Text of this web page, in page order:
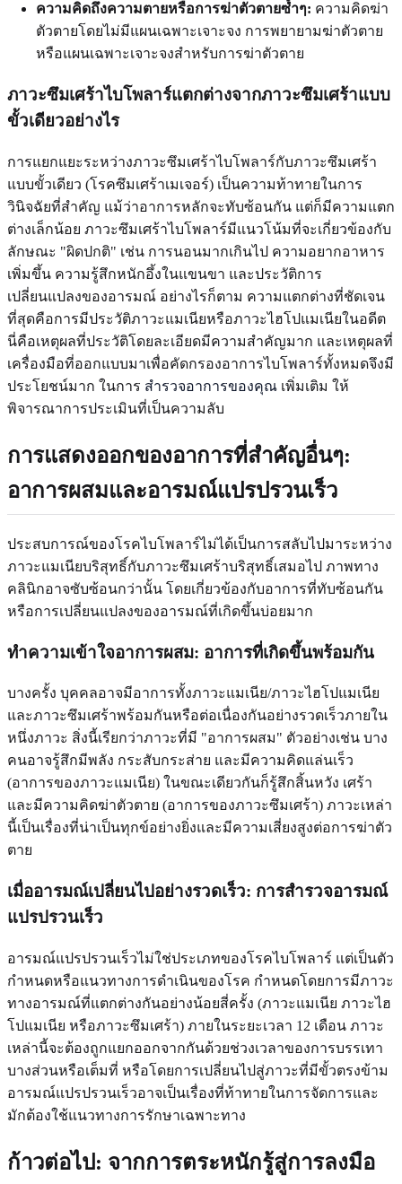
ความคิดถึงความตายหรือการฆ่าตัวตายซ้ำๆ: ความคิดฆ่า
ตัวตายโดยไม่มีแผนเฉพาะเจาะจง การพยายามฆ่าตัวตาย
หรือแผนเฉพาะเจาะจงสำหรับการฆ่าตัวตาย
ภาวะซึมเศร้าไบโพลาร์แตกต่างจากภาวะซึมเศร้าแบบ
ขั้วเดียวอย่างไร
การแยกแยะระหว่างภาวะซึมเศร้าไบโพลาร์กับภาวะซึมเศร้า
แบบขั้วเดียว (โรคซึมเศร้าเมเจอร์) เป็นความท้าทายในการ
วินิจฉัยที่สำคัญ แม้ว่าอาการหลักจะทับซ้อนกัน แต่ก็มีความแตก
ต่างเล็กน้อย ภาวะซึมเศร้าไบโพลาร์มีแนวโน้มที่จะเกี่ยวข้องกับ
ลักษณะ "ผิดปกติ" เช่น การนอนมากเกินไป ความอยากอาหาร
เพิ่มขึ้น ความรู้สึกหนักอึ้งในแขนขา และประวัติการ
เปลี่ยนแปลงของอารมณ์ อย่างไรก็ตาม ความแตกต่างที่ชัดเจน
ที่สุดคือการมีประวัติภาวะแมเนียหรือภาวะไฮโปแมเนียในอดีต
นี่คือเหตุผลที่ประวัติโดยละเอียดมีความสำคัญมาก และเหตุผลที่
เครื่องมือที่ออกแบบมาเพื่อคัดกรองอาการไบโพลาร์ทั้งหมดจึงมี
ประโยชน์มาก ในการ สำรวจอาการของคุณ เพิ่มเติม ให้
พิจารณาการประเมินที่เป็นความลับ
การแสดงออกของอาการที่สำคัญอื่นๆ:
อาการผสมและอารมณ์แปรปรวนเร็ว
ประสบการณ์ของโรคไบโพลาร์ไม่ได้เป็นการสลับไปมาระหว่าง
ภาวะแมเนียบริสุทธิ์กับภาวะซึมเศร้าบริสุทธิ์เสมอไป ภาพทาง
คลินิกอาจซับซ้อนกว่านั้น โดยเกี่ยวข้องกับอาการที่ทับซ้อนกัน
หรือการเปลี่ยนแปลงของอารมณ์ที่เกิดขึ้นบ่อยมาก
ทำความเข้าใจอาการผสม: อาการที่เกิดขึ้นพร้อมกัน
บางครั้ง บุคคลอาจมีอาการทั้งภาวะแมเนีย/ภาวะไฮโปแมเนีย
และภาวะซึมเศร้าพร้อมกันหรือต่อเนื่องกันอย่างรวดเร็วภายใน
หนึ่งภาวะ สิ่งนี้เรียกว่าภาวะที่มี "อาการผสม" ตัวอย่างเช่น บาง
คนอาจรู้สึกมีพลัง กระสับกระส่าย และมีความคิดแล่นเร็ว
(อาการของภาวะแมเนีย) ในขณะเดียวกันก็รู้สึกสิ้นหวัง เศร้า
และมีความคิดฆ่าตัวตาย (อาการของภาวะซึมเศร้า) ภาวะเหล่า
นี้เป็นเรื่องที่น่าเป็นทุกข์อย่างยิ่งและมีความเสี่ยงสูงต่อการฆ่าตัว
ตาย
เมื่ออารมณ์เปลี่ยนไปอย่างรวดเร็ว: การสำรวจอารมณ์
แปรปรวนเร็ว
อารมณ์แปรปรวนเร็วไม่ใช่ประเภทของโรคไบโพลาร์ แต่เป็นตัว
กำหนดหรือแนวทางการดำเนินของโรค กำหนดโดยการมีภาวะ
ทางอารมณ์ที่แตกต่างกันอย่างน้อยสี่ครั้ง (ภาวะแมเนีย ภาวะไฮ
โปแมเนีย หรือภาวะซึมเศร้า) ภายในระยะเวลา 12 เดือน ภาวะ
เหล่านี้จะต้องถูกแยกออกจากกันด้วยช่วงเวลาของการบรรเทา
บางส่วนหรือเต็มที่ หรือโดยการเปลี่ยนไปสู่ภาวะที่มีขั้วตรงข้าม
อารมณ์แปรปรวนเร็วอาจเป็นเรื่องที่ท้าทายในการจัดการและ
มักต้องใช้แนวทางการรักษาเฉพาะทาง
ก้าวต่อไป: จากการตระหนักรู้สู่การลงมือ